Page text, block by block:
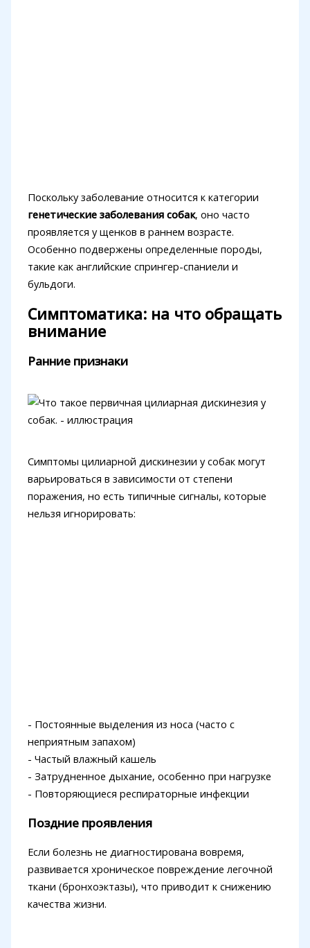
Поскольку заболевание относится к категории
генетические заболевания собак, оно часто
проявляется у щенков в раннем возрасте.
Особенно подвержены определенные породы,
такие как английские спрингер-спаниели и
бульдоги.
Симптоматика: на что обращать
внимание
Ранние признаки
Симптомы цилиарной дискинезии у собак могут
варьироваться в зависимости от степени
поражения, но есть типичные сигналы, которые
нельзя игнорировать:
- Постоянные выделения из носа (часто с
неприятным запахом)
- Частый влажный кашель
- Затрудненное дыхание, особенно при нагрузке
- Повторяющиеся респираторные инфекции
Поздние проявления
Если болезнь не диагностирована вовремя,
развивается хроническое повреждение легочной
ткани (бронхоэктазы), что приводит к снижению
качества жизни.